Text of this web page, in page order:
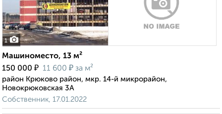
1
Машиноместо, 13 м²
150 000 ₽ 11 600 ₽ за м²
район Крюково район, мкр. 14-й микрорайон,
Новокрюковская 3А
Собственник, 17.01.2022